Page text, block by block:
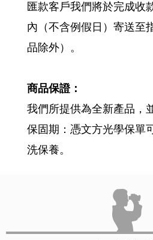
匯款客戶我們將於完成收
內（不含例假日）寄送至
品除外）。
商品保證：
我們所提供為全新產品，
保固期：憑文方光學保單
洗保養。